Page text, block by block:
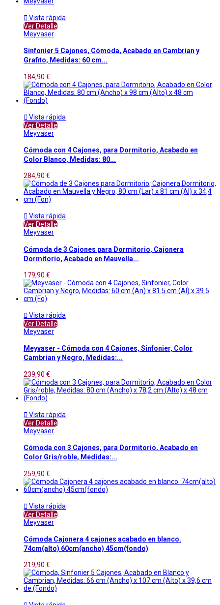
 Vista rápida
Ver Detalle
Meyvaser
Sinfonier 5 Cajones, Cómoda, Acabado en Cambrian y
Grafito, Medidas: 60 cm...
184,90 €
 Vista rápida
Ver Detalle
Meyvaser
Cómoda con 4 Cajones, para Dormitorio, Acabado en
Color Blanco, Medidas: 80...
284,90 €
 Vista rápida
Ver Detalle
Meyvaser
Cómoda de 3 Cajones para Dormitorio, Cajonera
Dormitorio, Acabado en Mauvella...
179,90 €
 Vista rápida
Ver Detalle
Meyvaser
Meyvaser - Cómoda con 4 Cajones, Sinfonier, Color
Cambrian y Negro, Medidas:...
239,90 €
 Vista rápida
Ver Detalle
Meyvaser
Cómoda con 3 Cajones, para Dormitorio, Acabado en
Color Gris/roble, Medidas:...
259,90 €
 Vista rápida
Ver Detalle
Meyvaser
Cómoda Cajonera 4 cajones acabado en blanco.
74cm(alto) 60cm(ancho) 45cm(fondo)
219,90 €